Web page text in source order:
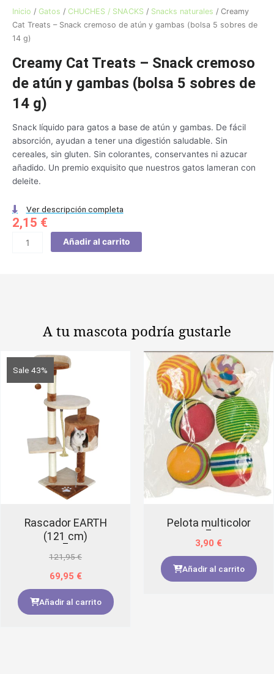
Inicio / Gatos / CHUCHES / SNACKS / Snacks naturales / Creamy
Cat Treats – Snack cremoso de atún y gambas (bolsa 5 sobres de
14 g)
Creamy Cat Treats – Snack cremoso
de atún y gambas (bolsa 5 sobres de
14 g)
Snack líquido para gatos a base de atún y gambas. De fácil
absorción, ayudan a tener una digestión saludable. Sin
cereales, sin gluten. Sin colorantes, conservantes ni azucar
añadido. Un premio exquisito que nuestros gatos lameran con
deleite.
Ver descripción completa
2,15 €
Creamy
gambas
(bolsa
5
cantidad
Añadir al carrito
A tu mascota podría gustarle
Sale 43%
Rascador EARTH
(121 cm)
121,95€
69,95 €
Añadir al carrito
Pelota multicolor
3,90 €
Añadir al carrito